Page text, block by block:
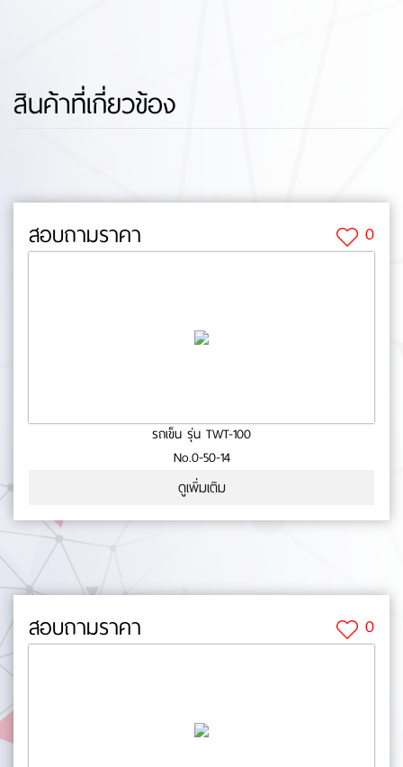
สินค้าที่เกี่ยวข้อง
สอบถามราคา 0
รถเข็น รุ่น TWT-100
No.0-50-14
ดูเพิ่มเติม
สอบถามราคา 0